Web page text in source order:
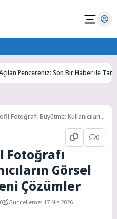
Son Bir Haber ile Tanıyın
Fotoğrafı Büyütme: Kullanıcıların
0
Görsel
Çözümler
Güncelleme: 17 Nis 2026